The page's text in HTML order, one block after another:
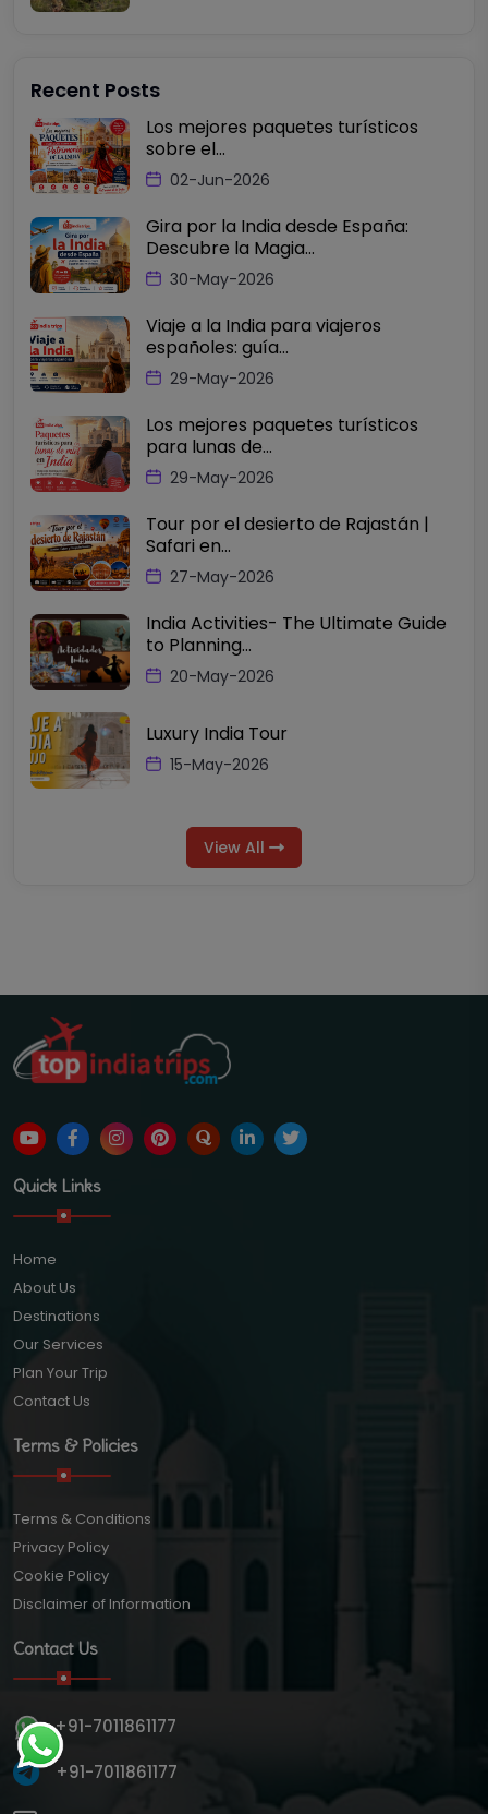
Recent Posts
Los mejores paquetes turísticos
sobre el...
02-Jun-2026
Gira por la India desde España:
Descubre la Magia...
30-May-2026
Viaje a la India para viajeros
españoles: guía...
29-May-2026
Los mejores paquetes turísticos
para lunas de...
29-May-2026
Tour por el desierto de Rajastán |
Safari en...
27-May-2026
India Activities- The Ultimate Guide
to Planning...
20-May-2026
Luxury India Tour
15-May-2026
View All
Quick Links
Home
About Us
Destinations
Our Services
Plan Your Trip
Contact Us
Terms & Policies
Terms & Conditions
Privacy Policy
Cookie Policy
Disclaimer of Information
Contact Us
+91-7011861177
+91-7011861177